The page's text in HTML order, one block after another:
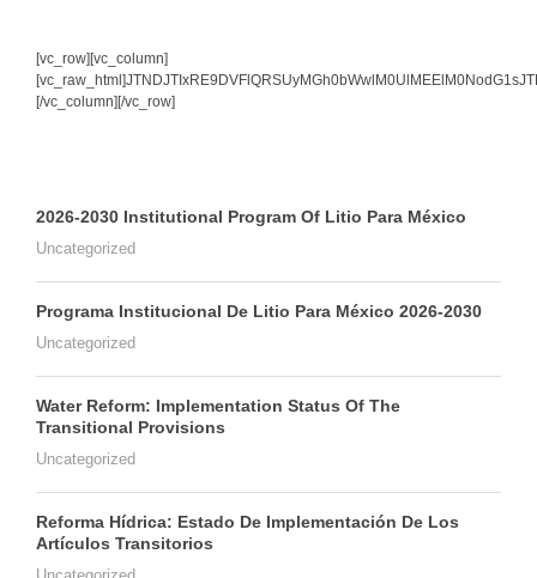
[vc_row][vc_column]
[/vc_column][/vc_row]
2026-2030 Institutional Program Of Litio Para México
Uncategorized
Programa Institucional De Litio Para México 2026-2030
Uncategorized
Water Reform: Implementation Status Of The
Transitional Provisions
Uncategorized
Reforma Hídrica: Estado De Implementación De Los
Artículos Transitorios